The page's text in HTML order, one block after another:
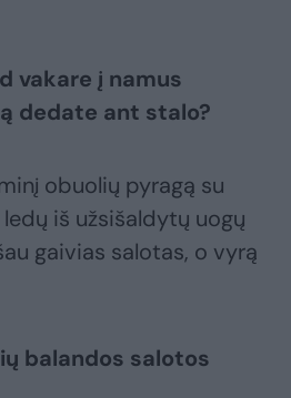
vakare į namus
dedate ant stalo?
obuolių pyragą su
iš užsišaldytų uogų
gaivias salotas, o vyrą
balandos salotos